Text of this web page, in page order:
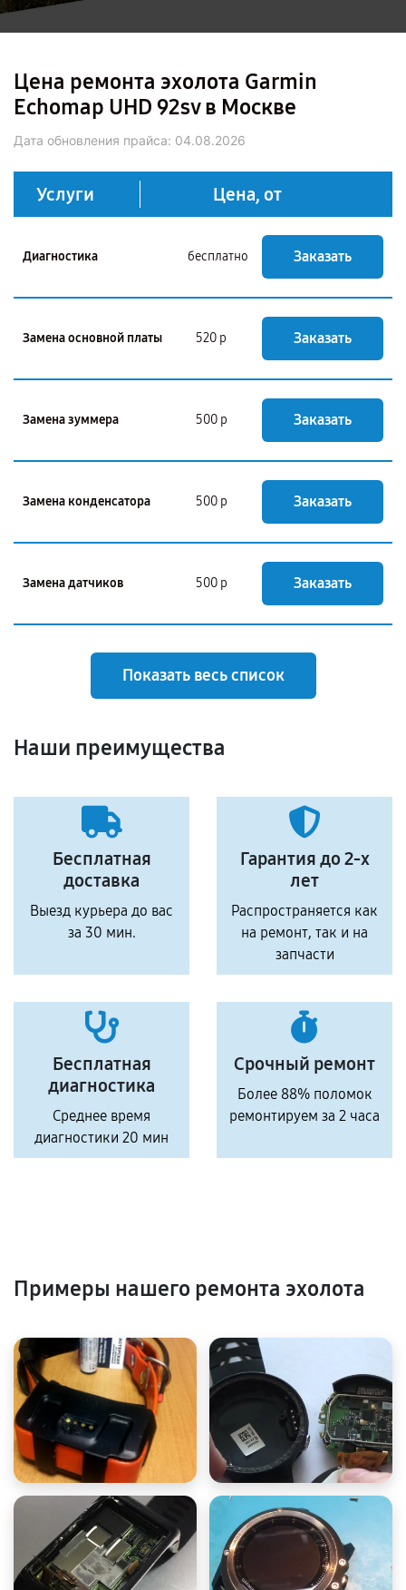
Цена ремонта эхолота Garmin
Echomap UHD 92sv в Москве
Дата обновления прайса: 04.08.2026
Услуги Цена, от
Диагностика бесплатно Заказать
Замена основной платы 520 р Заказать
Замена зуммера 500 р Заказать
Замена конденсатора 500 р Заказать
Замена датчиков 500 р Заказать
Показать весь список
Наши преимущества
Бесплатная
доставка
Выезд курьера до вас
за 30 мин.
Гарантия до 2-х
лет
Распространяется как
на ремонт, так и на
запчасти
Бесплатная
диагностика
Среднее время
диагностики 20 мин
Срочный ремонт
Более 88% поломок
ремонтируем за 2 часа
Примеры нашего ремонта эхолота